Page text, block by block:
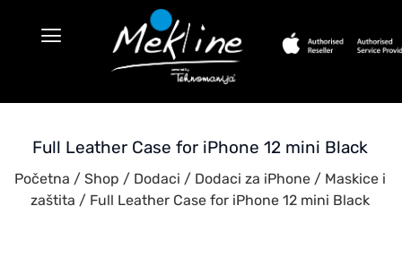
Full Leather Case for iPhone 12 mini Black
Početna / Shop / Dodaci / Dodaci za iPhone / Maskice i
zaštita / Full Leather Case for iPhone 12 mini Black